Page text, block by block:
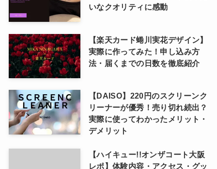
いなクオリティに感動
【楽天カード蜷川実花デザイン】
実際に作ってみた！申し込み方
法・届くまでの日数を徹底紹介
【DAISO】220円のスクリーンク
リーナーが優秀！売り切れ続出？
実際に使ってわかったメリット・
デメリット
【ハイキュー!!オンザコート大阪
レポ】体験内容・アクセス・グッ